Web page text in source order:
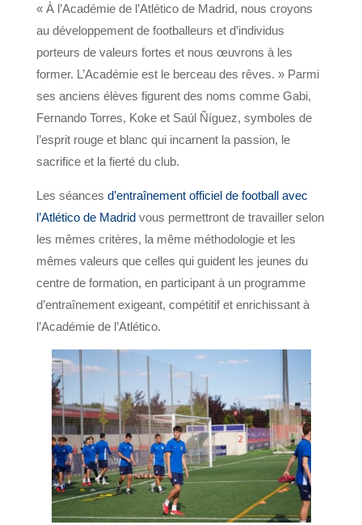
« À l’Académie de l’Atlético de Madrid, nous croyons
au développement de footballeurs et d’individus
porteurs de valeurs fortes et nous œuvrons à les
former. L’Académie est le berceau des rêves. » Parmi
ses anciens élèves figurent des noms comme Gabi,
Fernando Torres, Koke et Saúl Ñíguez, symboles de
l’esprit rouge et blanc qui incarnent la passion, le
sacrifice et la fierté du club.
Les séances d’entraînement officiel de football avec
l’Atlético de Madrid vous permettront de travailler selon
les mêmes critères, la même méthodologie et les
mêmes valeurs que celles qui guident les jeunes du
centre de formation, en participant à un programme
d’entraînement exigeant, compétitif et enrichissant à
l’Académie de l’Atlético.